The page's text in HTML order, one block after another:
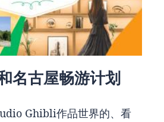
名古屋畅游计划
Ghibli作品世界的、看